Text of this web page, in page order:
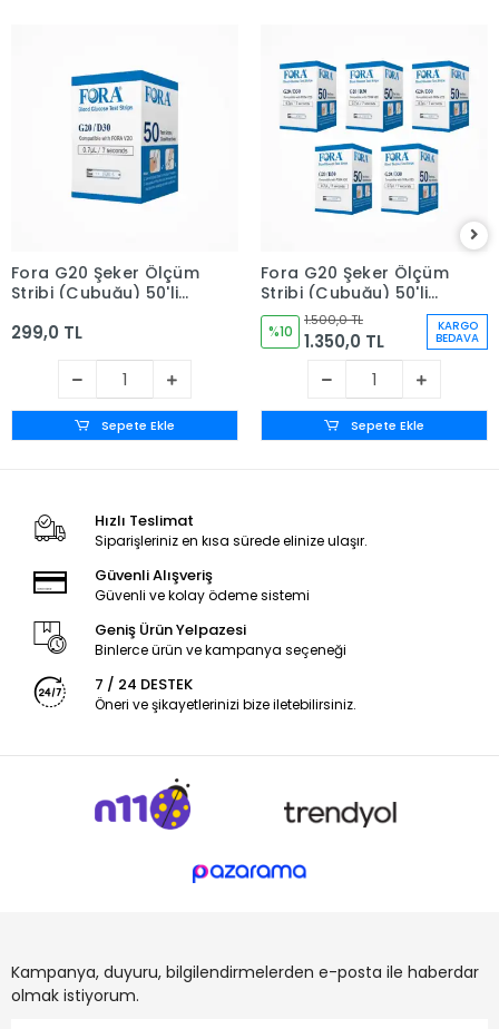
Fora G20 Şeker Ölçüm
Stribi (Çubuğu) 50'li
299,0 TL
Sepete Ekle
Fora G20 Şeker Ölçüm
Stribi (Çubuğu) 50'li
Kutu x 5 Kutu (250
Adet)
%10
1.500,0 TL
1.350,0 TL
KARGO
BEDAVA
Sepete Ekle
Hızlı Teslimat
Siparişleriniz en kısa sürede elinize ulaşır.
Güvenli Alışveriş
Güvenli ve kolay ödeme sistemi
Geniş Ürün Yelpazesi
Binlerce ürün ve kampanya seçeneği
7 / 24 DESTEK
Öneri ve şikayetlerinizi bize iletebilirsiniz.
Kampanya, duyuru, bilgilendirmelerden e-posta ile haberdar
olmak istiyorum.